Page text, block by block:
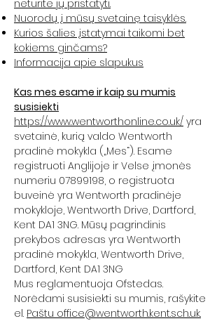
neturite jų pristatyti.
Nuorodų į mūsų svetainę taisyklės.
Kurios šalies įstatymai taikomi bet
kokiems ginčams?
Informacija apie slapukus
Kas mes esame ir kaip su mumis
susisiekti
https://www.wentworthonline.co.uk/ yra
svetainė, kurią valdo Wentworth
pradinė mokykla („Mes“). Esame
registruoti Anglijoje ir Velse įmonės
numeriu 07899198, o registruota
buveinė yra Wentworth pradinėje
mokykloje, Wentworth Drive, Dartford,
Kent DA1 3NG. Mūsų pagrindinis
prekybos adresas yra Wentworth
pradinė mokykla, Wentworth Drive,
Dartford, Kent DA1 3NG
Mus reglamentuoja Ofstedas.
Norėdami susisiekti su mumis, rašykite
el. Paštu office@wentworth.kent.sch.uk.